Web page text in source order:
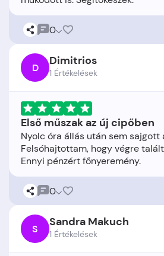
0
D Dimitrios
1 Értékelések
Első műszak az új cipőben
Nyolc óra állás után sem sajgott
Felsóhajtottam, hogy végre
0
S Sandra Makuch
1 Értékelések